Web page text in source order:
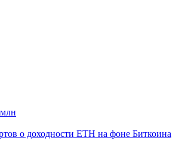
о доходности ETH на фоне Биткоина